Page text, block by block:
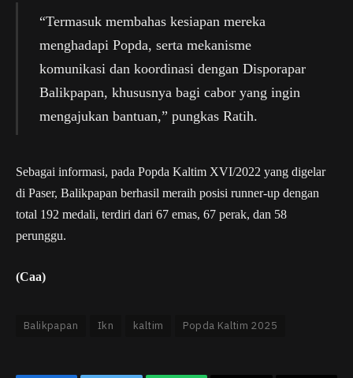
“Termasuk membahas kesiapan mereka
menghadapi Popda, serta mekanisme
komunikasi dan koordinasi dengan Disporapar
Balikpapan, khususnya bagi cabor yang ingin
mengajukan bantuan,” pungkas Ratih.
Sebagai informasi, pada Popda Kaltim XVI/2022 yang digelar
di Paser, Balikpapan berhasil meraih posisi runner-up dengan
total 192 medali, terdiri dari 67 emas, 67 perak, dan 58
perunggu.
(Caa)
Balikpapan Ikn kaltim Popda Kaltim 2025